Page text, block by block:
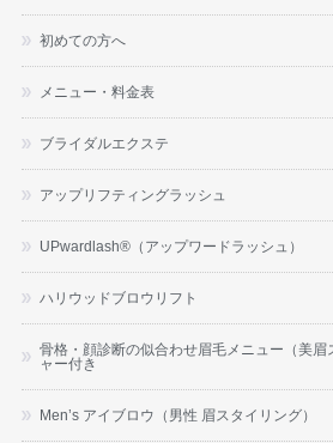
初めての方へ
メニュー・料金表
ブライダルエクステ
アップリフティングラッシュ
UPwardlash®（アップワードラッシュ）
ハリウッドブロウリフト
骨格・顔診断の似合わせ眉毛メニュー（美
ャー付き
Men’s アイブロウ（男性 眉スタイリング）